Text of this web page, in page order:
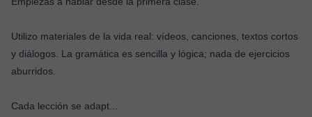
Utilizo materiales de la vida real: vídeos, canciones, textos cortos
y diálogos. La gramática es sencilla y lógica; nada de ejercicios
aburridos.
Cada lección se adapt